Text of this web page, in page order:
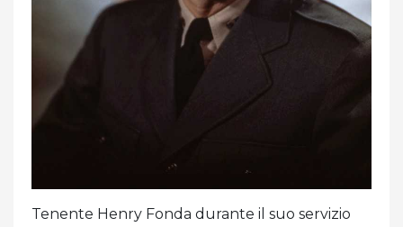
Tenente Henry Fonda durante il suo servizio